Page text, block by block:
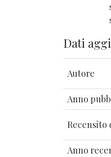
Dati
Autore
Anno
Recensito
Anno